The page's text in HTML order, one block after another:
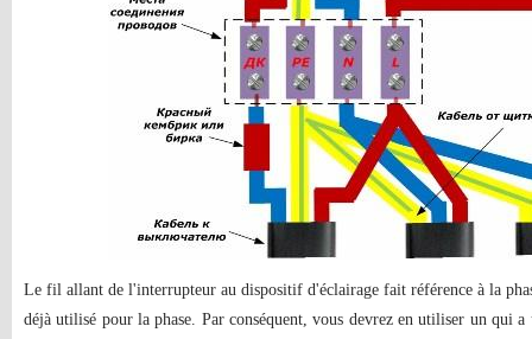
Le fil allant de l'interrupteur au dispositif d'éclairage fait référence à la
déjà utilisé pour la phase. Par conséquent, vous devrez en utiliser un qui